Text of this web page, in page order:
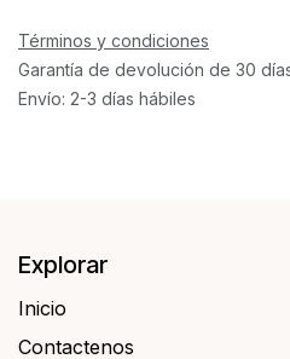
Términos y condiciones
Garantía de devolución de 30
Envío: 2-3 días hábiles
Explorar
Inicio
Contactenos​​